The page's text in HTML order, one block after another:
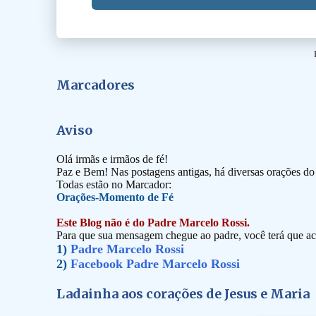
Marcadores
Aviso
Olá irmãs e irmãos de fé!
Paz e Bem! Nas postagens antigas, há diversas orações
Todas estão no Marcador:
Orações-Momento de Fé
Este Blog não é do Padre Marcelo Rossi.
Para que sua mensagem chegue ao padre, você terá que
1) Padre Marcelo Rossi
2) Facebook Padre Marcelo Rossi
Ladainha aos corações de Jesus e Maria